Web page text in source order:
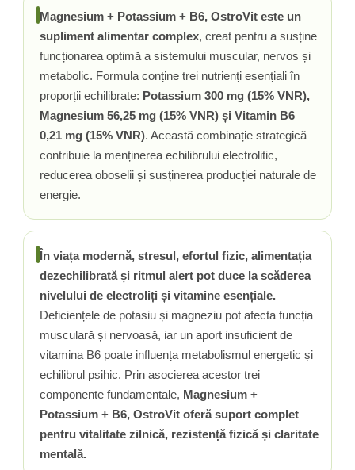
Rhodiola
Riboflavina (Vitamina B2)
Riboza
Rozmarin (Rosemary)
Rutin (Vitamina P)
Reishi Ciuperca (Ganoderma)
Resveratrol
Saw Palmetto (Palmier Pitic)
Seleniu
Serapeptaza
Shiitake Mushroom
Silimarina Milk Thistle
Strontiu
Sulforafan (broccoli)
Sunatoare (St. John's Wort)
Tiamina (Vitamina B1)
Taurina
Tirozina
Tribulus (Coltii Babei)
Triptofan
Magnesium + Potassium + B6, OstroVit este un
supliment alimentar complex, creat pentru a susține
funcționarea optimă a sistemului muscular, nervos și
metabolic. Formula conține trei nutrienți esențiali în
proporții echilibrate: Potassium 300 mg (15% VNR),
Magnesium 56,25 mg (15% VNR) și Vitamin B6
0,21 mg (15% VNR). Această combinație strategică
contribuie la menținerea echilibrului electrolitic,
reducerea oboselii și susținerea producției naturale de
energie.
În viața modernă, stresul, efortul fizic, alimentația
dezechilibrată și ritmul alert pot duce la scăderea
nivelului de electroliți și vitamine esențiale.
Deficiențele de potasiu și magneziu pot afecta funcția
musculară și nervoasă, iar un aport insuficient de
vitamina B6 poate influența metabolismul energetic și
echilibrul psihic. Prin asocierea acestor trei
componente fundamentale, Magnesium +
Potassium + B6, OstroVit oferă suport complet
pentru vitalitate zilnică, rezistență fizică și claritate
mentală.